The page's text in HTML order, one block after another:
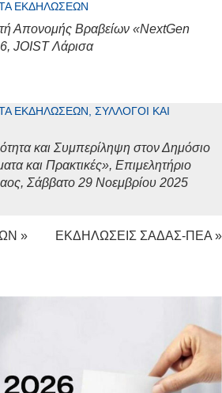
ΕΚΔΗΛΏΣΕΩΝ
Απονομής Βραβείων «NextGen
JOIST Λάρισα
ΕΚΔΗΛΏΣΕΩΝ, ΣΎΛΛΟΓΟΙ ΚΑΙ
και Συμπερίληψη στον Δημόσιο
και Πρακτικές», Επιμελητήριο
Σάββατο 29 Νοεμβρίου 2025
» ΕΚΔΗΛΩΣΕΙΣ ΣΑΔΑΣ-ΠΕΑ »